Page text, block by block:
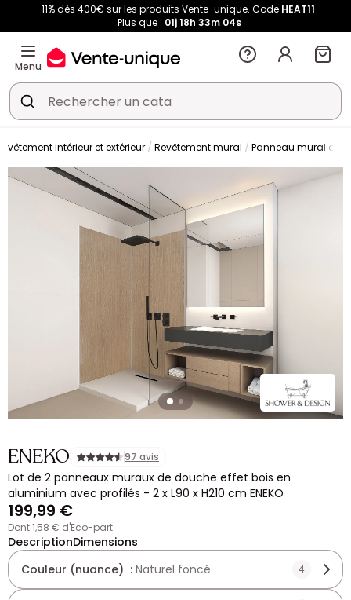
-11% dès 400€ sur les produits Vente-unique. Code HEAT11
Plus que : 01j 18h 33m 02s
Menu
intérieur et extérieur Revêtement mural Panneau mural
ENEKO 97 avis
Lot de 2 panneaux muraux de douche effet bois en
aluminium avec profilés - 2 x L90 x H210 cm ENEKO
199,99 €
dont 1,58 € d'Eco-part
DescriptionDimensions
Couleur (nuance) : Naturel foncé 4